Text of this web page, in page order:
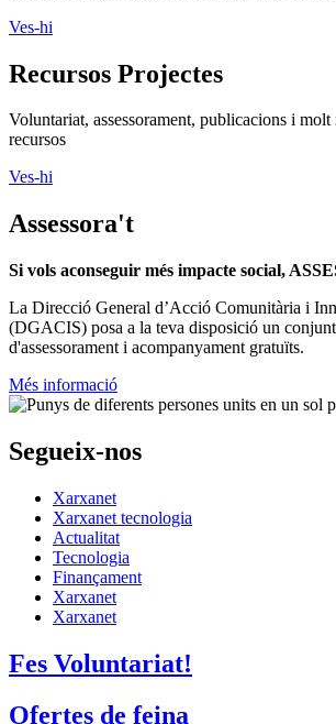
Ves-hi
Recursos Projectes
Voluntariat, assessorament, publicacions i molt
recursos
Ves-hi
Assessora't
Si vols aconseguir més impacte social,
La Direcció General d’Acció Comunitària i
(DGACIS) posa a la teva disposició un
d'assessorament i acompanyament gratuïts.
Més informació
Segueix-nos
Xarxanet
Xarxanet tecnologia
Actualitat
Tecnologia
Finançament
Xarxanet
Xarxanet
Fes Voluntariat!
Ofertes de feina